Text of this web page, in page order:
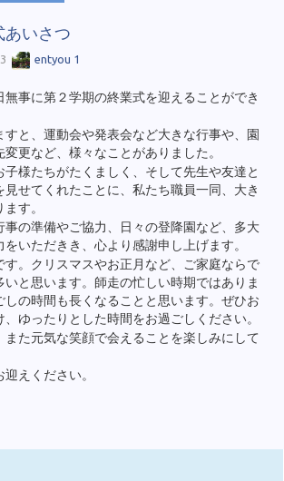
あいさつ
entyou 1
事に第２学期の終業式を迎えることができ
すと、運動会や発表会など大きな行事や、園
更など、様々なことがありました。
子様たちがたくましく、そして先生や友達と
せてくれたことに、私たち職員一同、大き
す。
事の準備やご協力、日々の登降園など、多大
いただきき、心より感謝申し上げます。
す。クリスマスやお正月など、ご家庭ならで
いと思います。師走の忙しい時期ではありま
しの時間も長くなることと思います。ぜひお
ゆったりとした時間をお過ごしください。
また元気な笑顔で会えることを楽しみにして
えください。